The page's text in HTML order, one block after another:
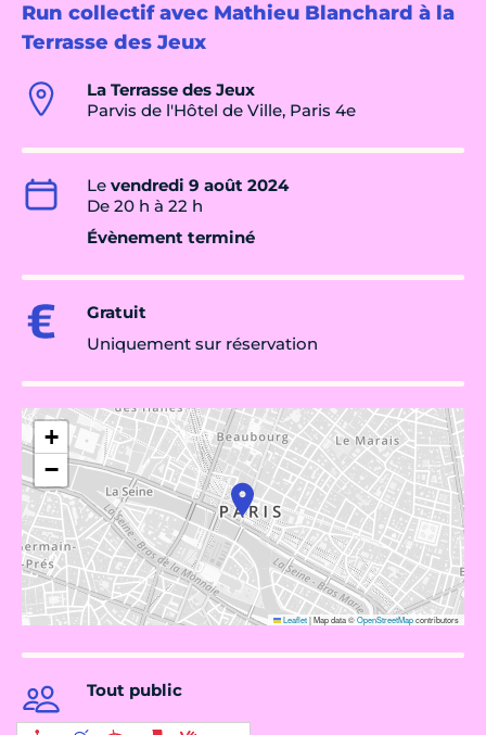
Run collectif avec Mathieu Blanchard à la
Terrasse des Jeux
La Terrasse des Jeux
Parvis de l'Hôtel de Ville, Paris 4e
Le vendredi 9 août 2024
De 20 h à 22 h
Évènement terminé
Gratuit
Uniquement sur réservation
+
−
Leaflet|Map data ©OpenStreetMapcontributors
Tout public